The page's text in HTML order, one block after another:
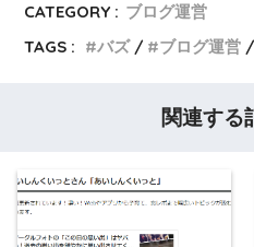
CATEGORY : ブログ運営
TAGS :
バズ ブログ運営
関連する